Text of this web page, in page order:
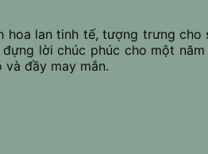
lan tinh tế, tượng trưng
lời chúc phúc cho một
và đầy may mắn.